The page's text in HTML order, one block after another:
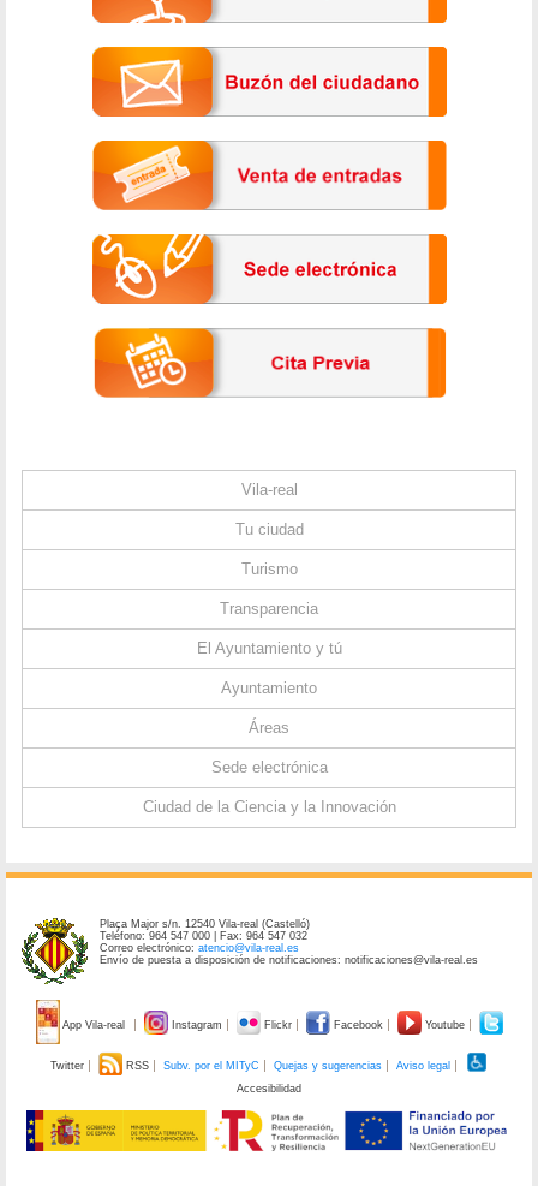
Vila-real
Tu ciudad
Turismo
Transparencia
El Ayuntamiento y tú
Ayuntamiento
Áreas
Sede electrónica
Ciudad de la Ciencia y la Innovación
Plaça Major s/n. 12540 Vila-real (Castelló)
Teléfono: 964 547 000 | Fax: 964 547 032
Correo electrónico:atencio@vila-real.es
Envío de puesta a disposición de notificaciones: notificaciones@vila-real.es
App Vila-real Instagram Flickr Facebook Youtube
Twitter RSS Subv. por el MITyC Quejas y sugerencias
Aviso legal
Accesibilidad